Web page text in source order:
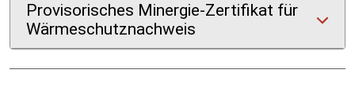
Provisorisches Minergie-Zertifikat für
Wärmeschutznachweis